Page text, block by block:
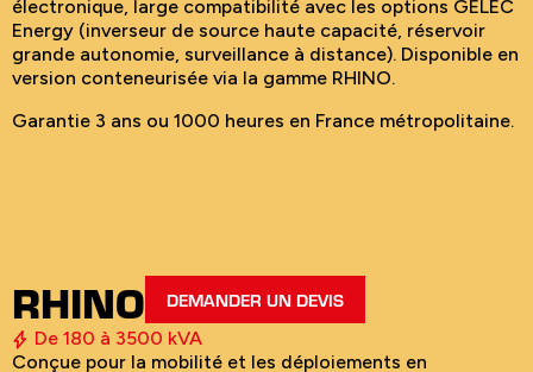
électronique, large compatibilité avec les options GELEC
Energy (inverseur de source haute capacité, réservoir
grande autonomie, surveillance à distance). Disponible en
version conteneurisée via la gamme RHINO.
Garantie 3 ans ou 1000 heures en France métropolitaine.
RHINO DEMANDER UN DEVIS
De 180 à 3500 kVA
Conçue pour la mobilité et les déploiements en